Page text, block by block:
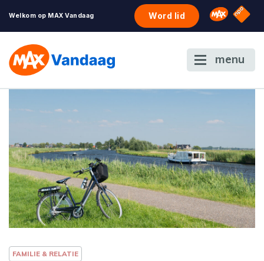
Welkom op MAX Vandaag Word lid Omroep
NPO
menu
FAMILIE & RELATIE